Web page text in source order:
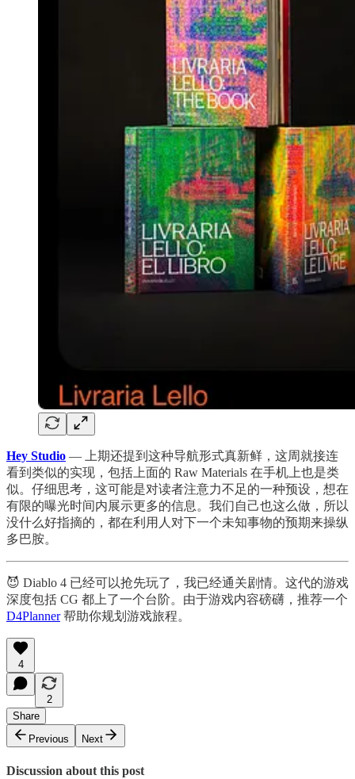
Hey Studio — 上期还提到这种导航形式真新鲜，这周就接连
看到类似的实现，包括上面的 Raw Materials 在手机上也是类
似。仔细思考，这可能是对读者注意力不足的一种预设，想在
有限的曝光时间内展示更多的信息。我们自己也这么做，所以
没什么好指摘的，都在利用人对下一个未知事物的预期来操纵
多巴胺。
😈 Diablo 4 已经可以抢先玩了，我已经通关剧情。这代的游戏
深度包括 CG 都上了一个台阶。由于游戏内容磅礴，推荐一个
D4Planner帮助你规划游戏旅程。
4
2
Share
Previous
Next
Discussion about this post